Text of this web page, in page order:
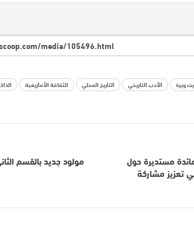
ويرة الأدب التاريخي التاريخ المحلي الثقافة الأمازيغية
مستديرة حول
تعزيز مشاركة
مولود جديد بالقسم